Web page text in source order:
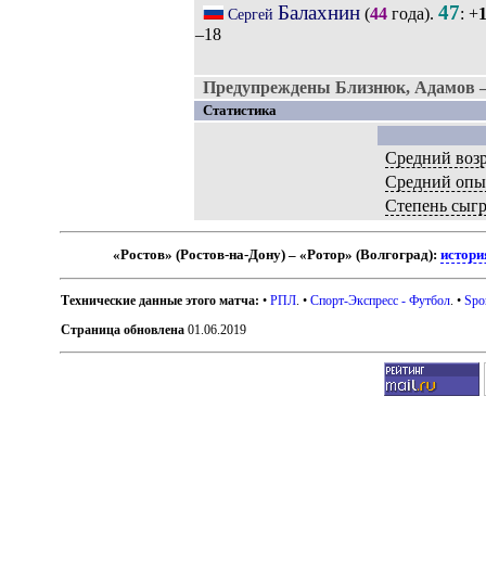
Сергей Балахнин(44года). 47: +
–18
Предупреждены Близнюк,
Статистика
Средний
Средний
Степень
«Ростов» (Ростов-на-Дону) – «Ротор» (Волгоград):
Технические данные этого матча: •РПЛ . •Спорт-Экспресс - Футбол . •
Страница обновлена 01.06.2019